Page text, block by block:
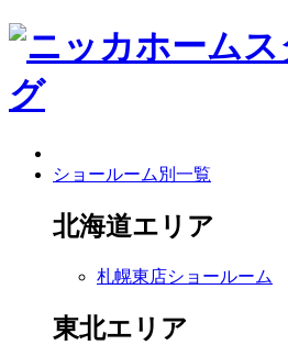
ショールーム別一覧
北海道エリア
札幌東店ショールーム
東北エリア